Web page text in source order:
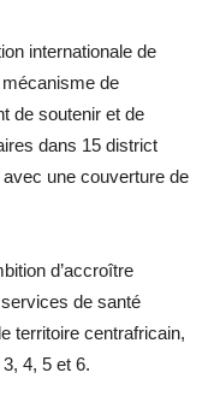
internationale de
de
de soutenir et de
dans 15 district
une couverture de
d’accroître
services de santé
territoire centrafricain,
4, 5 et 6.